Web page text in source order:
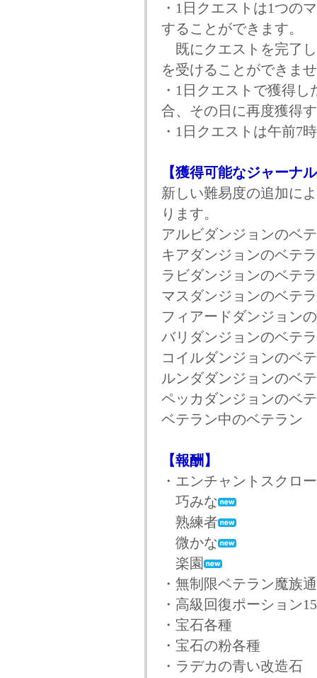
・1日クエストは1つの
することができます。
既にクエストを完了
を受けることができま
・1日クエストで獲得
合、その日に再度獲得
・1日クエストは午前7
【獲得可能なジャーナ
新しい難易度の追加に
ります。
アルビダンジョンのベ
キアダンジョンのベテ
ラビダンジョンのベテ
マスダンジョンのベテ
フィアードダンジョン
バリダンジョンのベテ
コイルダンジョンのベ
ルンダダンジョンのベ
ペッカダンジョンのベ
ベテラン中のベテラン
【報酬】
・エンチャントスクロ
巧みな
熟練者
微かな
楽園
・無制限ベテラン魔族
・高級回復ポーション
・宝石各種
・宝石の粉各種
・ラデカの青い改造石